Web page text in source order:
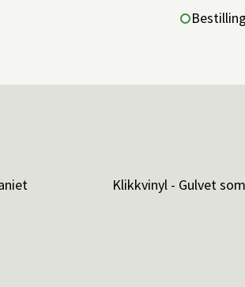
Klikkvinyl - Gulvet